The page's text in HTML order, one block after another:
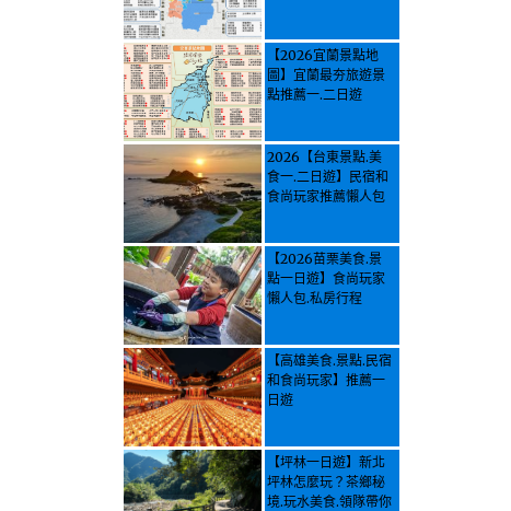
【2026宜蘭景點地
圖】宜蘭最夯旅遊景
點推薦一.二日遊
2026【台東景點.美
食一.二日遊】民宿和
食尚玩家推薦懶人包
【2026苗栗美食.景
點一日遊】食尚玩家
懶人包.私房行程
【高雄美食.景點.民宿
和食尚玩家】推薦一
日遊
【坪林一日遊】新北
坪林怎麼玩？茶鄉秘
境.玩水美食.領隊帶你